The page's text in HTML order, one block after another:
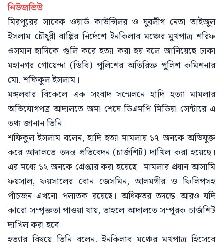
নিউজভিউ
মিরপুরের সাবেক ওয়ার্ড কাউন্সিলর ও যুবলীগ নেতা তাইজুল
ইসলাম চৌধুরী বাপ্পির নির্দেশে ইনকিলাব মঞ্চের মুখপাত্র শরিফ
ওসমান হাদিকে গুলি করে হত্যা করা হয় বলে জানিয়েছে ঢাকা
মহানগর গোয়েন্দা (ডিবি) পুলিশের অতিরিক্ত পুলিশ কমিশনার
মো. শফিকুল ইসলাম।
মঙ্গলবার বিকেলে এক সংবাদ সম্মেলনে হাদি হত্যা মামলার
অভিযোগপত্র আদালতে জমা শেষে ডিএমপি মিডিয়া সেন্টারে এ
তথ্য জানান তিনি।
শফিকুল ইসলাম বলেন, হাদি হত্যা মামলায় ১৭ জনকে অভিযুক্ত
করে আদালতে তদন্ত প্রতিবেদন (চার্জশিট) দাখিল করা হয়েছে।
এর মধ্যে ১২ জনকে গ্রেপ্তার করা হয়েছে। মামলার প্রধান আসামি
ফয়সাল, ফয়সালের বোন জেসমিন, আলমগীর ও ফিলিপসহ
পাঁচজন এখনো পলাতক রয়েছে। অধিকতর তদন্তে আরও যদি
কারো সম্পৃক্ততা পাওয়া যায়, তাহলে আদালতে সম্পূরক চার্জশিট
দাখিল করা হবে।